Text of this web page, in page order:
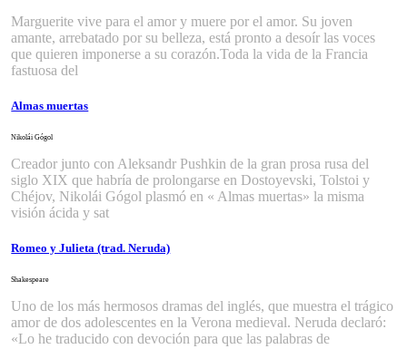
Marguerite vive para el amor y muere por el amor. Su joven
amante, arrebatado por su belleza, está pronto a desoír las voces
que quieren imponerse a su corazón.Toda la vida de la Francia
fastuosa del
Almas muertas
Nikolái Gógol
Creador junto con Aleksandr Pushkin de la gran prosa rusa del
siglo XIX que habría de prolongarse en Dostoyevski, Tolstoi y
Chéjov, Nikolái Gógol plasmó en « Almas muertas» la misma
visión ácida y sat
Romeo y Julieta (trad. Neruda)
Shakespeare
Uno de los más hermosos dramas del inglés, que muestra el trágico
amor de dos adolescentes en la Verona medieval. Neruda declaró:
«Lo he traducido con devoción para que las palabras de